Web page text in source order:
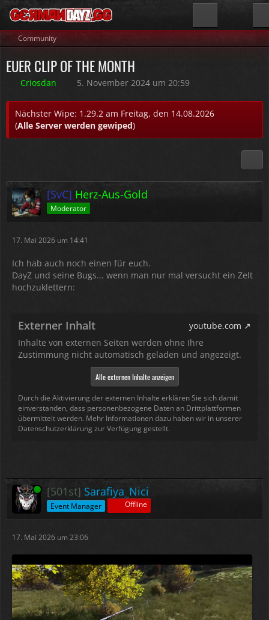
Community
EUER CLIP OF THE MONTH
Criosdan 5. November 2024 um 20:59
Nächster Wipe: 1.29.2 am Freitag, den 14.08.2026
(Alle Server werden gewiped)
[SvC] Herz-Aus-Gold
Moderator
17. Mai 2026 um 14:41
Ich hab auch noch einen für euch.
DayZ und seine Bugs... wenn man nur mal versucht ein Zelt
hochzuklettern:
Externer Inhalt
youtube.com
Inhalte von externen Seiten werden ohne Ihre
Zustimmung nicht automatisch geladen und angezeigt.
Alle externen Inhalte anzeigen
Durch die Aktivierung der externen Inhalte erklären Sie sich damit
einverstanden, dass personenbezogene Daten an Drittplattformen
übermittelt werden. Mehr Informationen dazu haben wir in unserer
Datenschutzerklärung zur Verfügung gestellt.
Online [501st] Sarafiya_Nici
Event Manager Offline
17. Mai 2026 um 23:06